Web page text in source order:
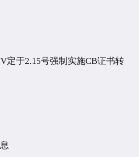
定于2.15号强制实施CB证书转